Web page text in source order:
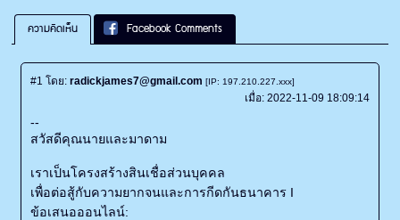
ความคิดเห็น Facebook Comments
#1 โดย: radickjames7@gmail.com [IP: 197.210.227.xxx]
เมื่อ:2022-11-09 18:09:14
--
สวัสดีคุณนายและมาดาม
เราเป็นโครงสร้างสินเชื่อส่วนบุคคล
เพื่อต่อสู้กับความยากจนและการกีดกันธนาคาร I
ข้อเสนอออนไลน์: